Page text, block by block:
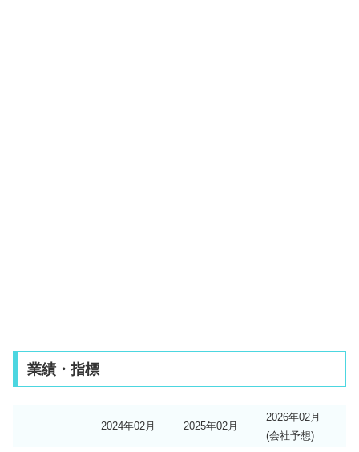
業績・指標
2024年02月 2025年02月
2026年02月
(会社予想)